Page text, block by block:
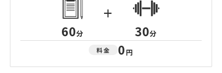
60分
+
30分
料金 0 円